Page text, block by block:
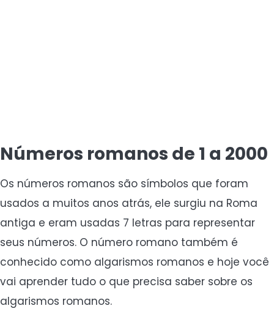
Números romanos de 1 a 2000
Os números romanos são símbolos que foram
usados a muitos anos atrás, ele surgiu na Roma
antiga e eram usadas 7 letras para representar
seus números. O número romano também é
conhecido como algarismos romanos e hoje você
vai aprender tudo o que precisa saber sobre os
algarismos romanos.